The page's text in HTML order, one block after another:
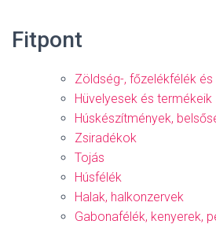
Fitpont
Zöldség-, főzelékfélék
Hüvelyesek és termékeik
Húskészítmények,
Zsiradékok
Tojás
Húsfélék
Halak, halkonzervek
Gabonafélék, kenyerek,